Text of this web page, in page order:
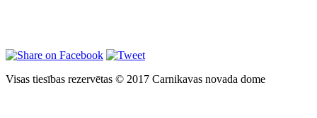
Visas tiesības rezervētas © 2017 Carnikavas novada dome